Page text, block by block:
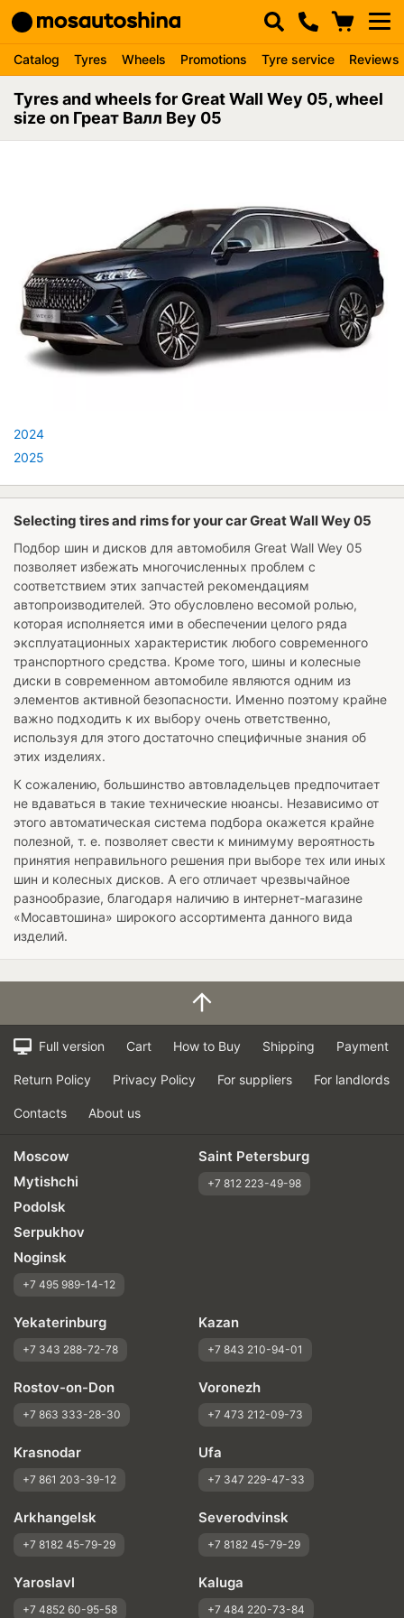
Catalog Tyres Wheels Promotions Tyre service Reviews
Tyres and wheels for Great Wall Wey 05, wheel
size on Греат Валл Веу 05
2024
2025
Selecting tires and rims for your car Great Wall Wey 05
Подбор шин и дисков для автомобиля Great Wall Wey 05
позволяет избежать многочисленных проблем с
соответствием этих запчастей рекомендациям
автопроизводителей. Это обусловлено весомой ролью,
которая исполняется ими в обеспечении целого ряда
эксплуатационных характеристик любого современного
транспортного средства. Кроме того, шины и колесные
диски в современном автомобиле являются одним из
элементов активной безопасности. Именно поэтому крайне
важно подходить к их выбору очень ответственно,
используя для этого достаточно специфичные знания об
этих изделиях.
К сожалению, большинство автовладельцев предпочитает
не вдаваться в такие технические нюансы. Независимо от
этого автоматическая система подбора окажется крайне
полезной, т. е. позволяет свести к минимуму вероятность
принятия неправильного решения при выборе тех или иных
шин и колесных дисков. А его отличает чрезвычайное
разнообразие, благодаря наличию в интернет-магазине
«Мосавтошина» широкого ассортимента данного вида
изделий.
Full version Cart How to Buy Shipping Payment
Return Policy Privacy Policy For suppliers For landlords
Contacts About us
Moscow
Mytishchi
Podolsk
Serpukhov
Noginsk
+7 495 989-14-12
Saint Petersburg
+7 812 223-49-98
Yekaterinburg
+7 343 288-72-78
Kazan
+7 843 210-94-01
Rostov-on-Don
+7 863 333-28-30
Voronezh
+7 473 212-09-73
Krasnodar
+7 861 203-39-12
Ufa
+7 347 229-47-33
Arkhangelsk
+7 8182 45-79-29
Severodvinsk
+7 8182 45-79-29
Yaroslavl
+7 4852 60-95-58
Kaluga
+7 484 220-73-84